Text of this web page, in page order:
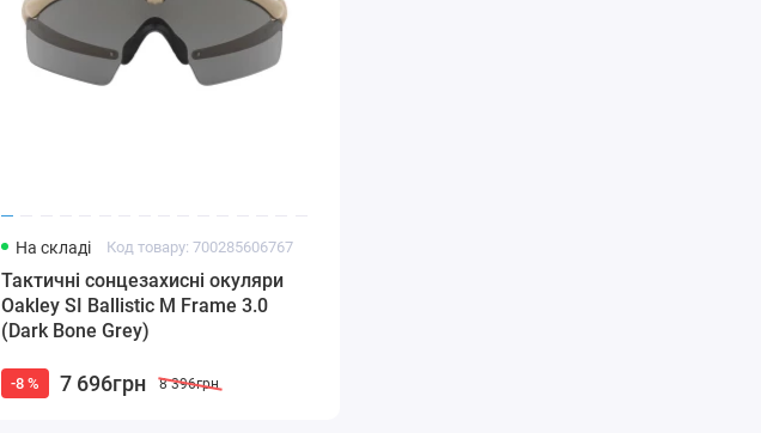
На складі Код товару: 700285606767
Тактичні сонцезахисні окуляри
Oakley SI Ballistic M Frame 3.0
(Dark Bone Grey)
-8 % 7 696грн 8 396грн